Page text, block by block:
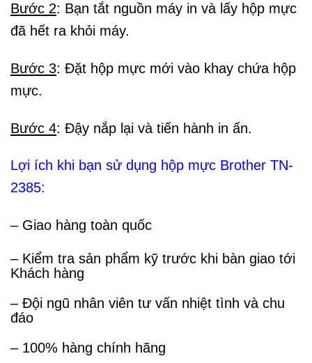
Bước 2: Bạn tắt nguồn máy in và lấy hộp mực
đã hết ra khỏi máy.
Bước 3: Đặt hộp mực mới vào khay chứa hộp
mực.
Bước 4: Đậy nắp lại và tiến hành in ấn.
Lợi ích khi bạn sử dụng hộp mực Brother TN-
2385:
– Giao hàng toàn quốc
– Kiểm tra sản phẩm kỹ trước khi bàn giao tới
Khách hàng
– Đội ngũ nhân viên tư vấn nhiệt tình và chu
đáo
– 100% hàng chính hãng